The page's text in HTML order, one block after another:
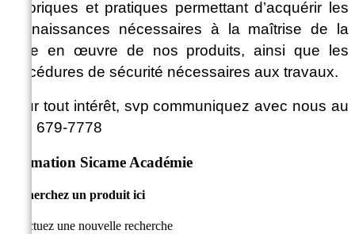
théoriques et pratiques permettant d’acquérir les
connaissances nécessaires à la maîtrise de la
mise en œuvre de nos produits, ainsi que les
procédures de sécurité nécessaires aux travaux.
Pour tout intérêt, svp communiquez avec nous au
450 679-7778
Formation Sicame Académie
Recherchez un produit ici
Effectuez une nouvelle recherche